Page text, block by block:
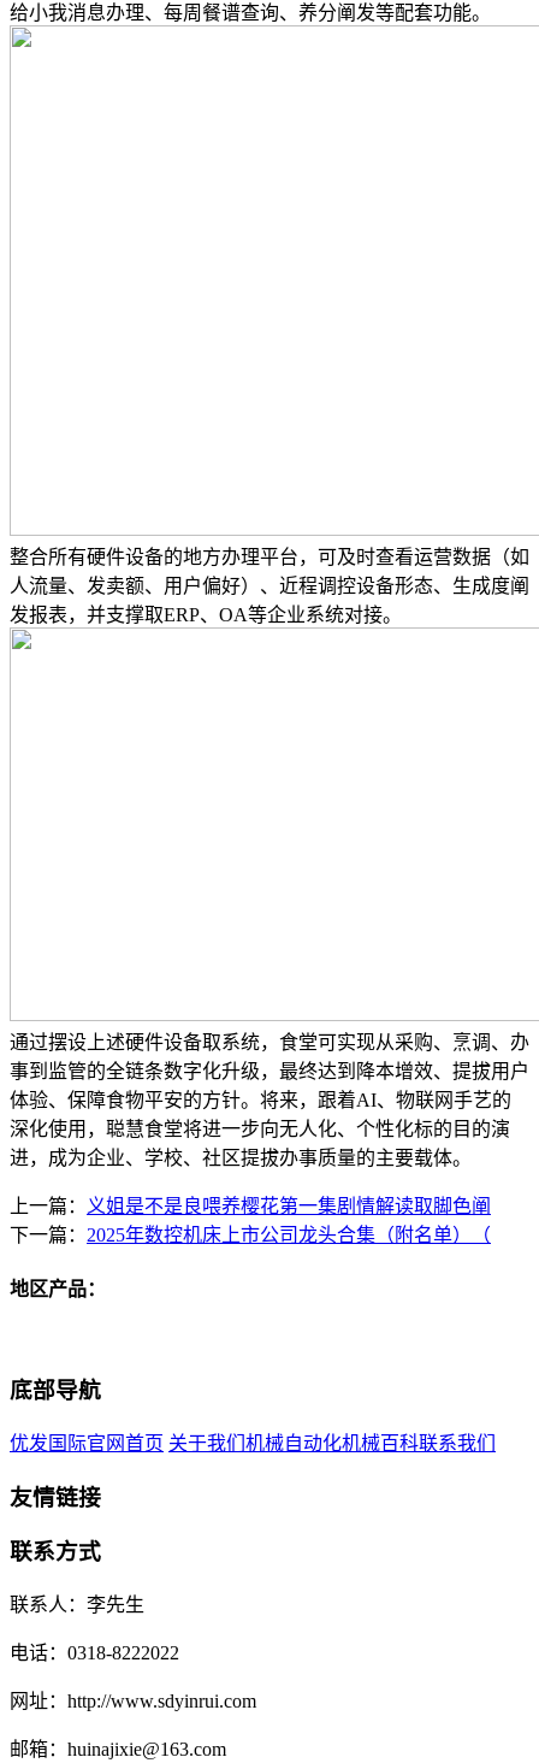
给小我消息办理、每周餐谱查询、养分阐发等配套功能。
整合所有硬件设备的地方办理平台，可及时查看运营数据（如
人流量、发卖额、用户偏好）、近程调控设备形态、生成度阐
发报表，并支撑取ERP、OA等企业系统对接。
通过摆设上述硬件设备取系统，食堂可实现从采购、烹调、办
事到监管的全链条数字化升级，最终达到降本增效、提拔用户
体验、保障食物平安的方针。将来，跟着AI、物联网手艺的
深化使用，聪慧食堂将进一步向无人化、个性化标的目的演
进，成为企业、学校、社区提拔办事质量的主要载体。
上一篇：
义姐是不是良喂养樱花第一集剧情解读取脚色阐
下一篇： 2025年数控机床上市公司龙头合集（附名单）（
地区产品：
底部导航
优发国际官网首页 关于我们 机械自动化机械百科联系我们
友情链接
联系方式
联系人：李先生
电话：0318-8222022
网址：http://www.sdyinrui.com
邮箱：huinajixie@163.com